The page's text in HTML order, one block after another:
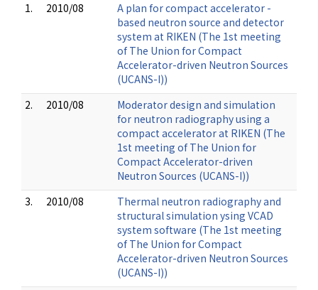
1.
2010/08
A plan for compact accelerator -
based neutron source and detector
system at RIKEN (The 1st meeting
of The Union for Compact
Accelerator-driven Neutron Sources
(UCANS-I))
2.
2010/08
Moderator design and simulation
for neutron radiography using a
compact accelerator at RIKEN (The
1st meeting of The Union for
Compact Accelerator-driven
Neutron Sources (UCANS-I))
3.
2010/08
Thermal neutron radiography and
structural simulation ysing VCAD
system software (The 1st meeting
of The Union for Compact
Accelerator-driven Neutron Sources
(UCANS-I))